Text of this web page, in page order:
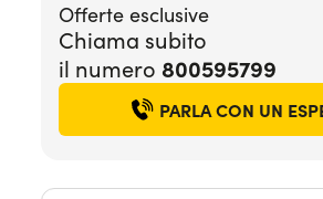
Offerte esclusive
Chiama subito
il numero 800595799
PARLA CON UN